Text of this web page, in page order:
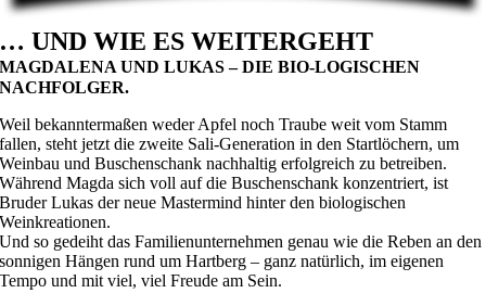
… UND WIE ES WEITERGEHT
MAGDALENA UND LUKAS – DIE BIO-LOGISCHEN
NACHFOLGER.
Weil bekanntermaßen weder Apfel noch Traube weit vom Stamm
fallen, steht jetzt die zweite Sali-Generation in den Startlöchern, um
Weinbau und Buschenschank nachhaltig erfolgreich zu betreiben.
Während Magda sich voll auf die Buschenschank konzentriert, ist
Bruder Lukas der neue Mastermind hinter den biologischen
Weinkreationen.
Und so gedeiht das Familienunternehmen genau wie dieReben an den
sonnigen Hängen rund um Hartberg – ganz natürlich,im eigenen
Tempo und mit viel, viel Freude am Sein.